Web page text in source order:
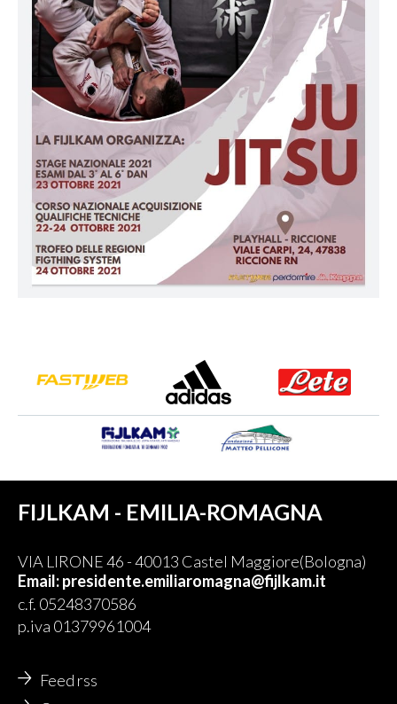
FIJLKAM - EMILIA-ROMAGNA
VIA LIRONE 46 - 40013 Castel Maggiore(Bologna)
Email: presidente.emiliaromagna@fijlkam.it
c.f. 05248370586
p.iva 01379961004
Feed rss